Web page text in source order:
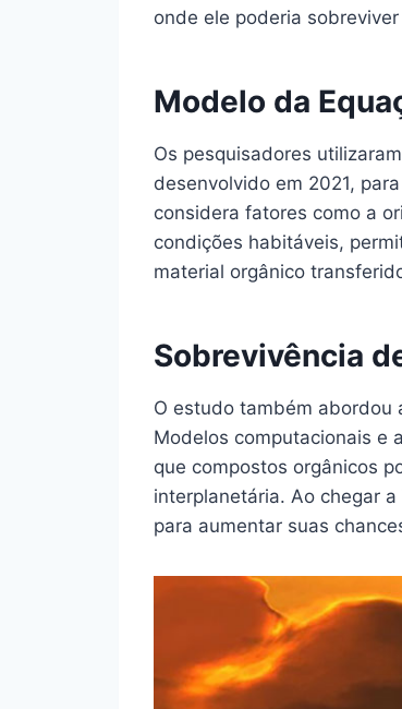
onde ele poderia
Modelo da
Os pesquisadores
desenvolvido em 2021,
considera fatores como a
condições habitáveis,
material orgânico
Sobrevivência
O estudo também abordou
Modelos computacionais e
que compostos orgânicos
interplanetária. Ao chegar
para aumentar suas